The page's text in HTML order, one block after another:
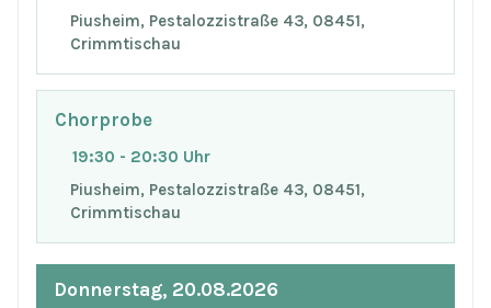
Piusheim, Pestalozzistraße 43, 08451,
Crimmtischau
Chorprobe
19:30 - 20:30 Uhr
Piusheim, Pestalozzistraße 43, 08451,
Crimmtischau
Donnerstag, 20.08.2026